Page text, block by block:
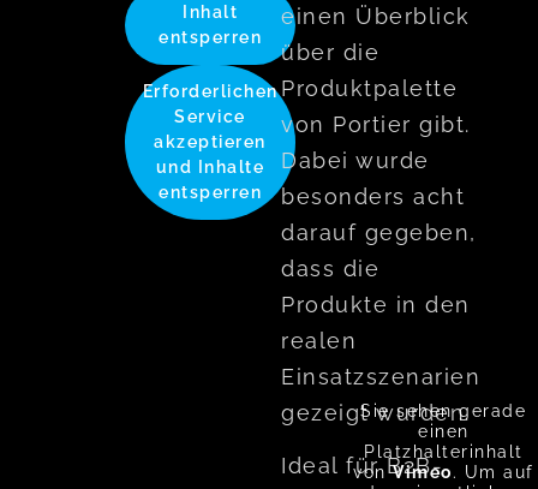
Inhalt
entsperren
Erforderlichen
Service
akzeptieren
und Inhalte
entsperren
einen Überblick
über die
Produktpalette
von Portier gibt.
Dabei wurde
besonders acht
darauf gegeben,
dass die
Produkte in den
realen
Einsatzszenarien
gezeigt wurden.
Ideal für B2B-
Sie sehen gerade
einen
Platzhalterinhalt
vonVimeo. Um auf